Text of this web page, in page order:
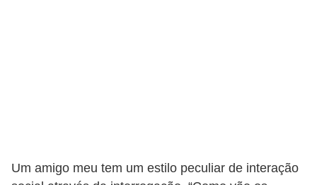
Um amigo meu tem um estilo peculiar de interação
t